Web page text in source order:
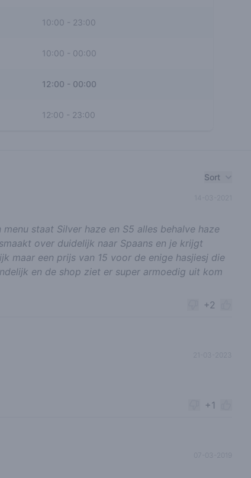
10:00 23:00
10:00 - 00:00
12:00 - 00:00
12:00 - 23:00
Sort
14-03-2021
staat Silver haze en S5 alles behalve haze
over duidelijk naar Spaans en je krijgt
maar een prijs van 15 voor de enige hasjiesj die
en de shop ziet er super armoedig uit kom
+2
21-03-2023
+1
07-03-2019